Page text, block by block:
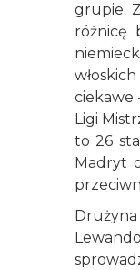
grupie.
różnicę
ciekawe
Ligi
to 26
Madryt